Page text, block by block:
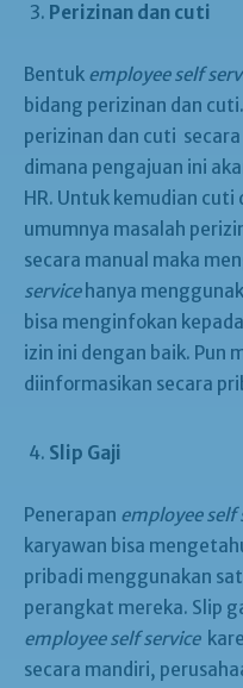
Perizinan dan cuti
Bentuk employee self
bidang perizinan dan
perizinan dan cuti
dimana pengajuan ini
HR. Untuk kemudian
umumnya masalah
secara manual maka
service hanya
bisa menginfokan
izin ini dengan baik. Pun
diinformasikan secara
Slip Gaji
Penerapan employee self
karyawan bisa
pribadi menggunakan
perangkat mereka. Slip
employee self service
secara mandiri,